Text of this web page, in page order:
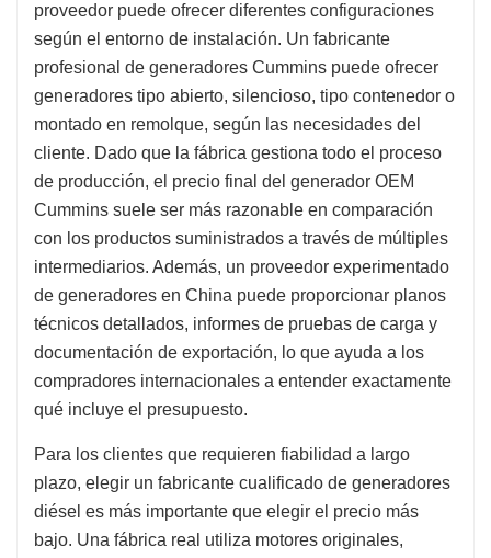
proveedor puede ofrecer diferentes configuraciones
según el entorno de instalación. Un fabricante
profesional de generadores Cummins puede ofrecer
generadores tipo abierto, silencioso, tipo contenedor o
montado en remolque, según las necesidades del
cliente. Dado que la fábrica gestiona todo el proceso
de producción, el precio final del generador OEM
Cummins suele ser más razonable en comparación
con los productos suministrados a través de múltiples
intermediarios. Además, un proveedor experimentado
de generadores en China puede proporcionar planos
técnicos detallados, informes de pruebas de carga y
documentación de exportación, lo que ayuda a los
compradores internacionales a entender exactamente
qué incluye el presupuesto.
Para los clientes que requieren fiabilidad a largo
plazo, elegir un fabricante cualificado de generadores
diésel es más importante que elegir el precio más
bajo. Una fábrica real utiliza motores originales,